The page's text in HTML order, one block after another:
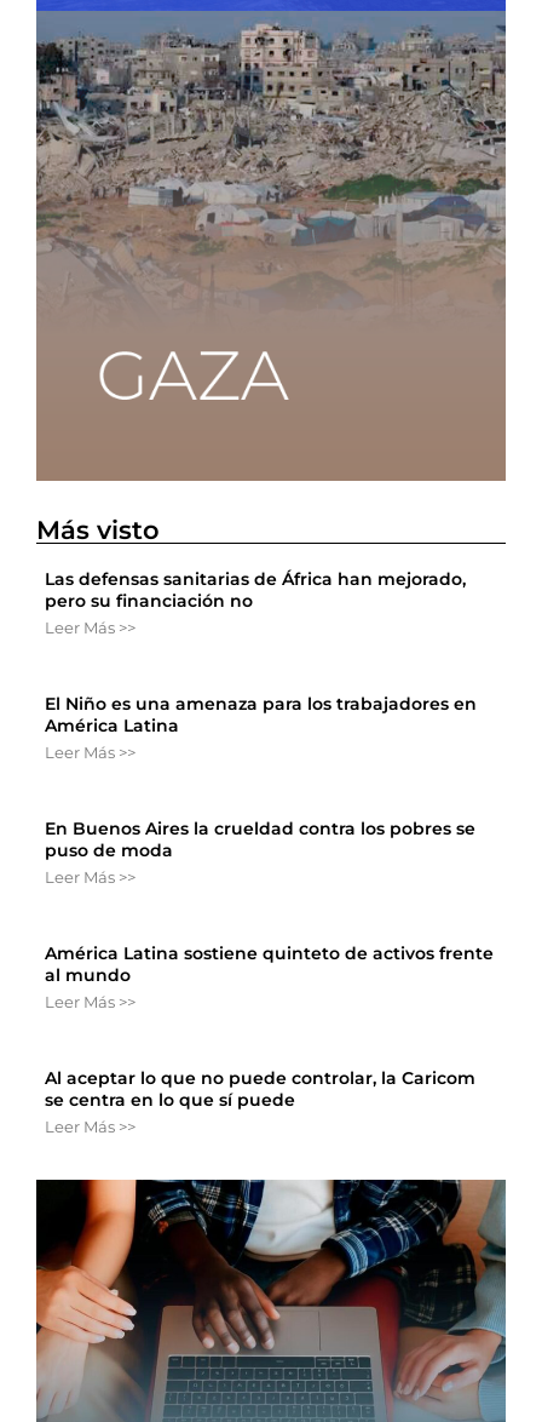
Más visto
Las defensas sanitarias de África han mejorado,
pero su financiación no
Leer Más >>
El Niño es una amenaza para los trabajadores en
América Latina
Leer Más >>
En Buenos Aires la crueldad contra los pobres se
puso de moda
Leer Más >>
América Latina sostiene quinteto de activos frente
al mundo
Leer Más >>
Al aceptar lo que no puede controlar, la Caricom
se centra en lo que sí puede
Leer Más >>